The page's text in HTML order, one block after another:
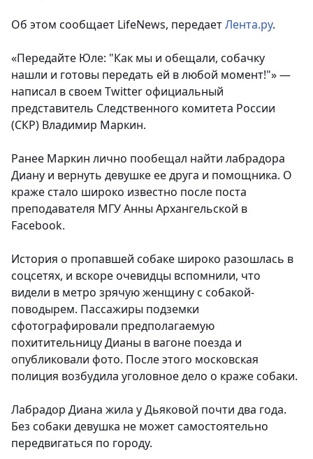
Об этом сообщает LifeNews, передаетЛента.ру.
«Передайте Юле: "Как мы и обещали, собачку
нашли и готовы передать ей в любой момент!"» —
написал в своем Twitter официальный
представитель Следственного комитета России
(СКР) Владимир Маркин.
Ранее Маркин лично пообещал найти лабрадора
Диану и вернуть девушке ее друга и помощника. О
краже стало широко известно после поста
преподавателя МГУ Анны Архангельской в
Facebook.
История о пропавшей собаке широко разошлась в
соцсетях, и вскоре очевидцы вспомнили, что
видели в метро зрячую женщину с собакой-
поводырем. Пассажиры подземки
сфотографировали предполагаемую
похитительницу Дианы в вагоне поезда и
опубликовали фото. После этого московская
полиция возбудила уголовное дело о краже собаки.
Лабрадор Диана жила у Дьяковой почти два года.
Без собаки девушка не может самостоятельно
передвигаться по городу.